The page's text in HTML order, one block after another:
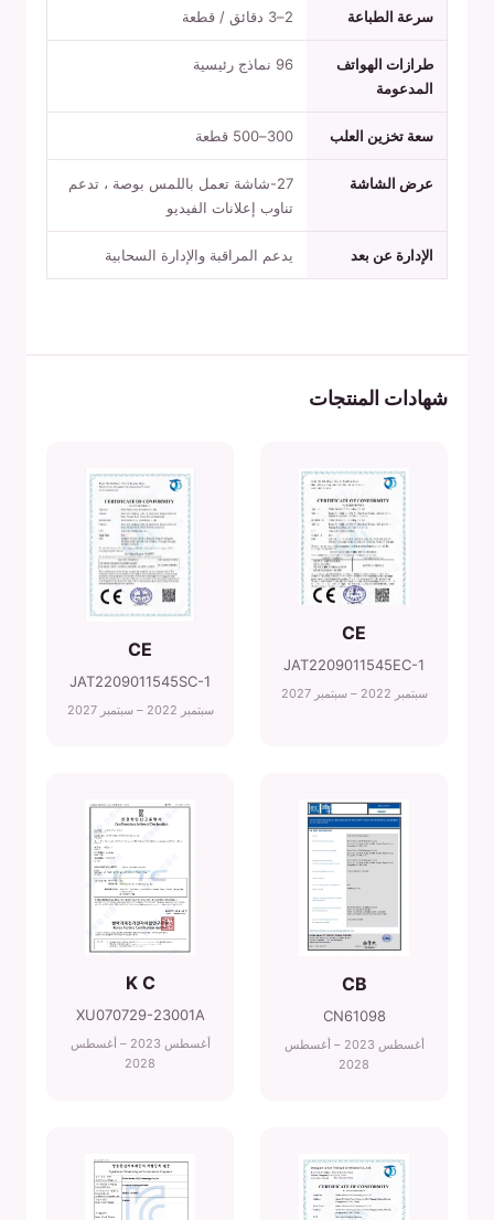
سرعة الطباعة 2–3 دقائق / قطعة
طرازات الهواتف
المدعومة
96 نماذج رئيسية
سعة تخزين العلب 300–500 قطعة
عرض الشاشة
27-شاشة تعمل باللمس بوصة ، تدعم
تناوب إعلانات الفيديو
الإدارة عن بعد يدعم المراقبة والإدارة السحابية
شهادات المنتجات
CE
JAT2209011545EC-1
سبتمبر 2022 – سبتمبر 2027
CE
JAT2209011545SC-1
سبتمبر 2022 – سبتمبر 2027
CB
CN61098
أغسطس 2023 – أغسطس
2028
K C
XU070729-23001A
أغسطس 2023 – أغسطس
2028